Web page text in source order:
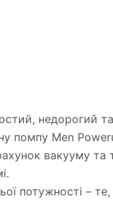
недорогий
помпу Men
вакууму та
потужності –